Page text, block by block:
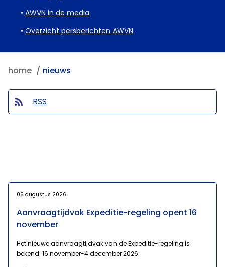
• AWVN in de media
• Overzicht persberichten AWVN
home nieuws
RSS
06 augustus 2026
Aanvraagtijdvak Expeditie-regeling opent 16
november
Het nieuwe aanvraagtijdvak van de Expeditie-regeling is
bekend: 16 november-4 december 2026.